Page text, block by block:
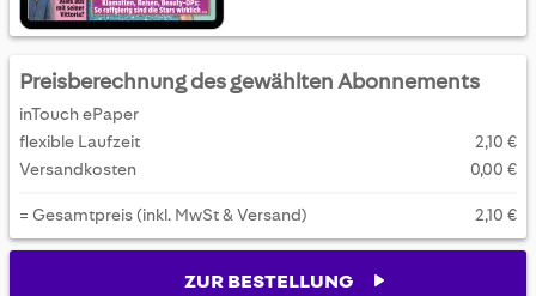
Preisberechnung des gewählten Abonnements
inTouch ePaper
flexible Laufzeit
2,10 €
Versandkosten
0,00 €
= Gesamtpreis (inkl. MwSt & Versand) 2,10 €
ZUR BESTELLUNG